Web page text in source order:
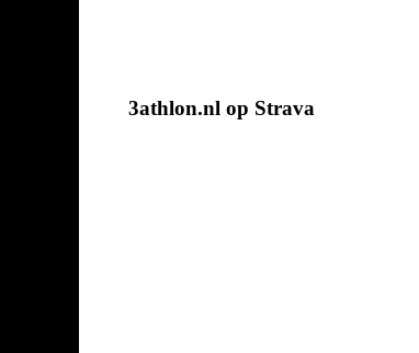
3athlon.nl op Strava